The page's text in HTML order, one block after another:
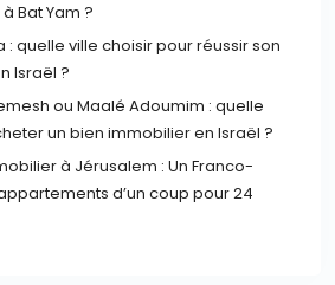
Bat Yam ?
: quelle ville choisir pour réussir son
Israël ?
ou Maalé Adoumim : quelle
un bien immobilier en Israël ?
à Jérusalem : Un Franco-
d’un coup pour 24